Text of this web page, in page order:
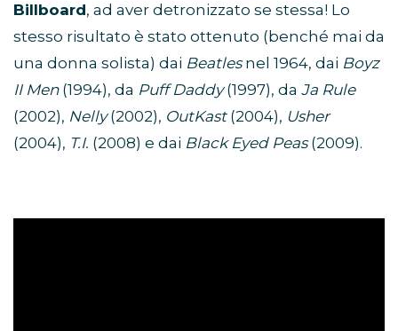
Billboard, ad aver detronizzato se stessa! Lo
stesso risultato è stato ottenuto (benché mai da
una donna solista) dai Beatlesnel 1964, dai Boyz
II Men (1994), da Puff Daddy(1997), da Ja Rule
(2002), Nelly(2002), OutKast(2004), Usher
(2004), T.I. (2008) e dai Black Eyed Peas(2009).